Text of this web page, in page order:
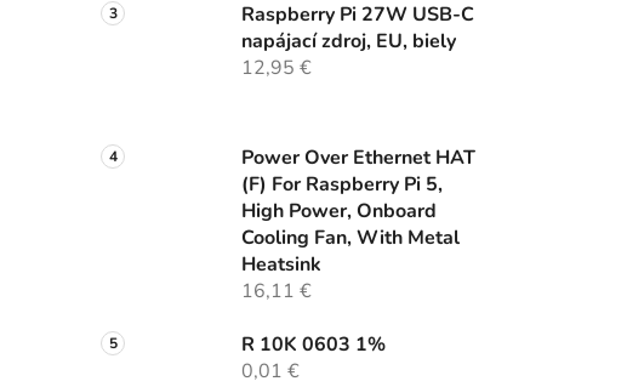
Raspberry Pi 27W USB-C
napájací zdroj, EU, biely
12,95 €
Power Over Ethernet HAT
(F) For Raspberry Pi 5,
High Power, Onboard
Cooling Fan, With Metal
Heatsink
16,11 €
R 10K 0603 1%
0,01 €